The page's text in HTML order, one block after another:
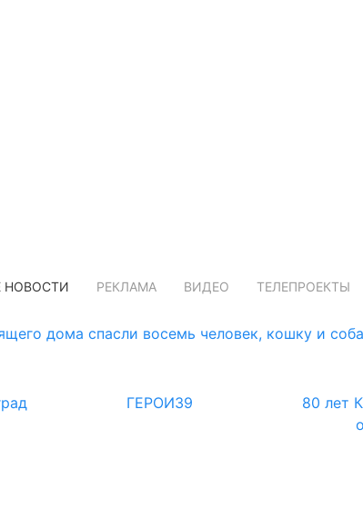
НОВОСТИ РЕКЛАМА ВИДЕО ТЕЛЕПРОЕКТЫ
дома спасли восемь человек, кошку и
ГЕРОИ39
80 лет